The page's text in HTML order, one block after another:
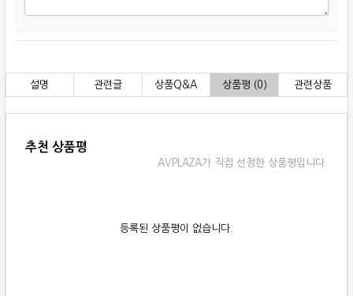
설명 관련글 상품Q&A 상품평 (0) 관련상품
추천 상품평
AVPLAZA가 직접 선정한 상품평입니다.
등록된 상품평이 없습니다.